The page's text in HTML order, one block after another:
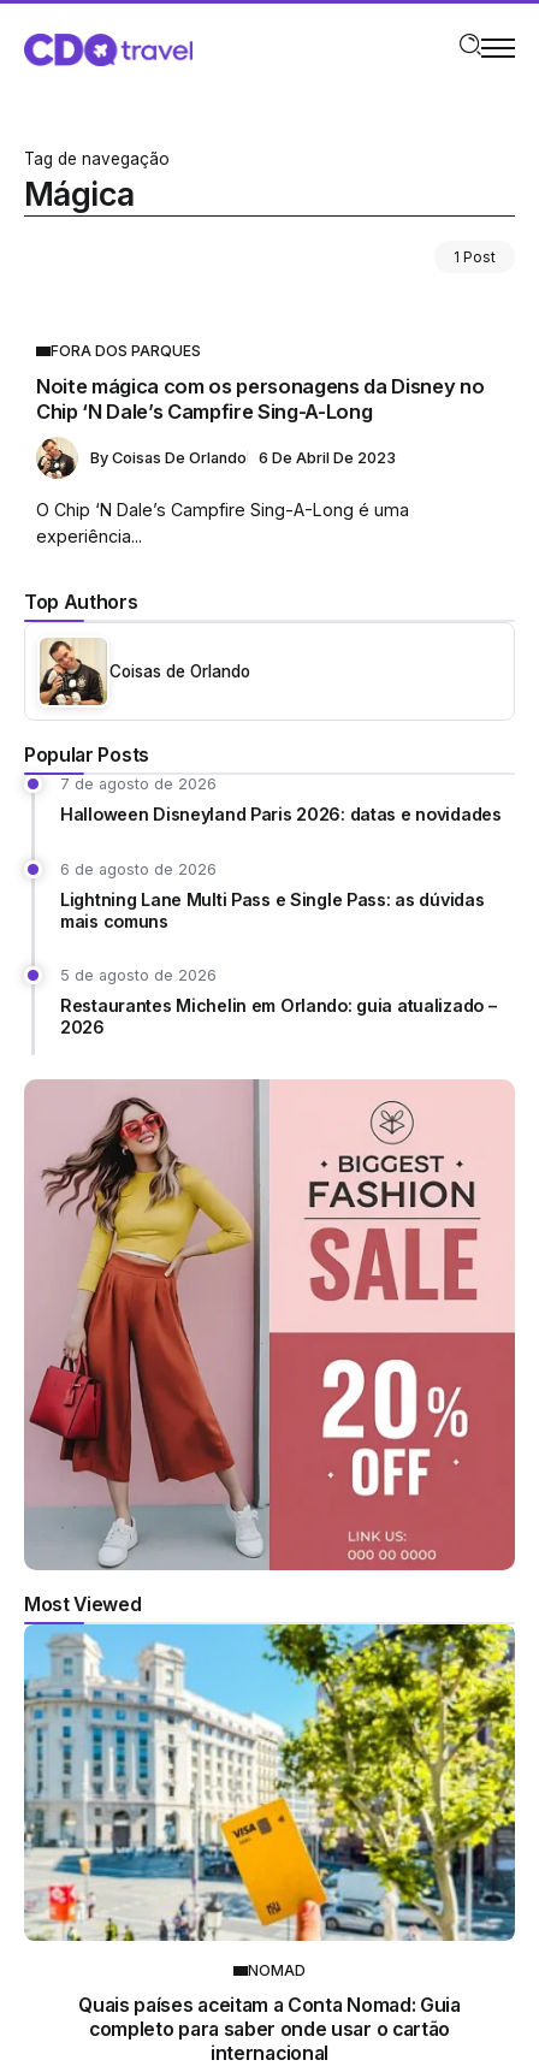
Tag de navegação
Mágica
1 Post
Top Authors
Coisas de Orlando
Popular Posts
7 de agosto de 2026
Halloween Disneyland Paris 2026: datas e novidades
6 de agosto de 2026
Lightning Lane Multi Pass e Single Pass: as dúvidas
mais comuns
5 de agosto de 2026
Restaurantes Michelin em Orlando: guia atualizado –
2026
FORA DOS PARQUES
Noite mágica com os personagens da Disney no
Chip ‘N Dale’s Campfire Sing-A-Long
By Coisas De Orlando 6 De Abril De 2023
O Chip ‘N Dale’s Campfire Sing-A-Long é uma
experiência...
Most Viewed
NOMAD
Quais países aceitam a Conta Nomad: Guia
completo para saber onde usar o cartão
internacional